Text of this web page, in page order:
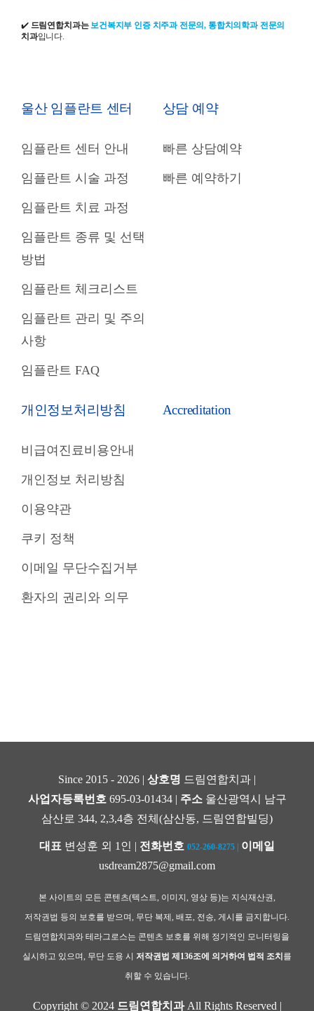
✔️ 드림연합치과는보건복지부 인증 치주과 전문의, 통합치의학과 전문의
치과입니다.
울산 임플란트 센터
임플란트 센터 안내
임플란트 시술 과정
임플란트 치료 과정
임플란트 종류 및 선택
방법
임플란트 체크리스트
임플란트 관리 및 주의
사항
임플란트 FAQ
상담 예약
빠른 상담예약
빠른 예약하기
개인정보처리방침
비급여진료비용안내
개인정보 처리방침
이용약관
쿠키 정책
이메일 무단수집거부
환자의 권리와 의무
Accreditation
Since 2015 - 2026 | 상호명 드림연합치과 |
사업자등록번호 695-03-01434 | 주소울산광역시 남구
삼산로 344, 2,3,4층 전체(삼산동, 드림연합빌딩)
대표 변성훈 외 1인 | 전화번호 052-260-8275
이메일
usdream2875@gmail.com
본 사이트의 모든 콘텐츠(텍스트, 이미지, 영상 등)는 지식재산권,
저작권법 등의 보호를 받으며, 무단 복제, 배포, 전송, 게시를 금지합니다.
드림연합치과와 테라그로스는 콘텐츠 보호를 위해 정기적인 모니터링을
실시하고 있으며, 무단 도용 시 저작권법 제136조에 의거하여 법적 조치 를
취할 수 있습니다.
Copyright © 2024 드림연합치과All Rights Reserved |